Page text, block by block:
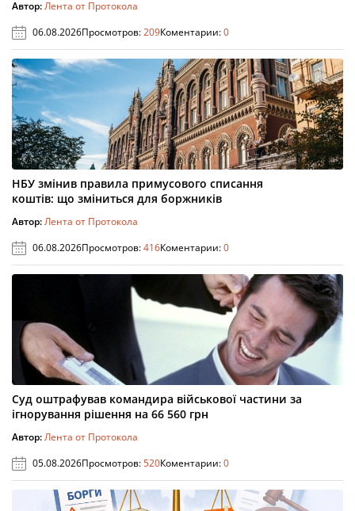
Автор:Лента от Протокола
06.08.2026Просмотров:209Коментарии:0
НБУ змінив правила примусового списання
коштів: що зміниться для боржників
Автор:Лента от Протокола
06.08.2026Просмотров:416Коментарии:0
Суд оштрафував командира військової частини за
ігнорування рішення на 66 560 грн
Автор:Лента от Протокола
05.08.2026Просмотров:520Коментарии:0